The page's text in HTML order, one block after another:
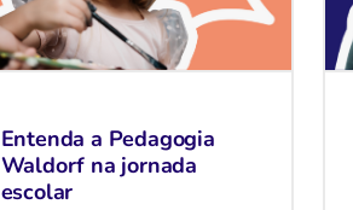
Entenda a Pedagogia
Waldorf na jornada
escolar